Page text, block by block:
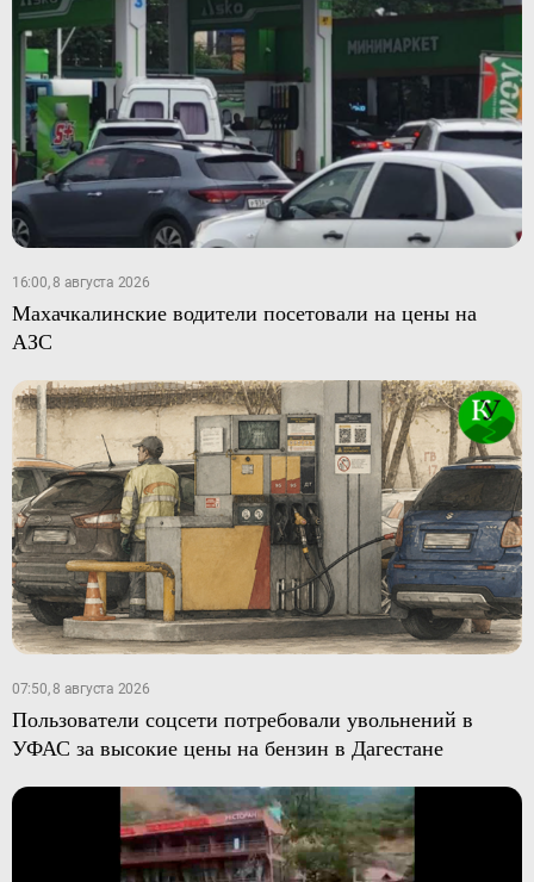
16:00, 8 августа 2026
Махачкалинские водители посетовали на цены на
АЗС
07:50, 8 августа 2026
Пользователи соцсети потребовали увольнений в
УФАС за высокие цены на бензин в Дагестане